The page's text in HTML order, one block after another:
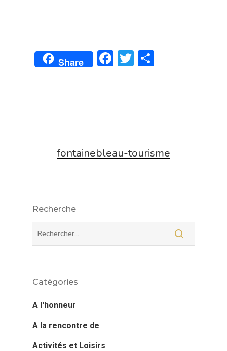
Share Facebook
Twitter
fontainebleau-tourisme
Recherche
Catégories
A l'honneur
A la rencontre de
Activités et Loisirs